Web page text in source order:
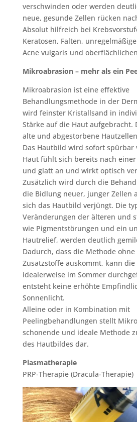
verschwinden oder werden
neue, gesunde Zellen rücken
Absolut hilfreich bei
Keratosen, Falten,
Acne vulgaris und
Mikroabrasion – mehr als ein
Mikroabrasion ist eine effektive
Behandlungsmethode in der
wird feinster Kristallsand in
Stärke auf die Haut aufgebracht.
alte und abgestorbene
Das Hautbild wird sofort spürbar
Haut fühlt sich bereits nach
und glatt an und wirkt optisch
Zusätzlich wird durch die
die Bidlung neuer, junger Zellen
sich das Hautbild verjüngt. Die
Veränderungen der älteren und
wie Pigmentstörungen und ein
Hautrelief, werden deutlich
Dadurch, dass die Methode
Zusatzstoffe auskommt, kann
idealerweise im Sommer
entsteht keine erhöhte
Sonnenlicht.
Alleine oder in Kombination mit
Peelingbehandlungen stellt
schonende und ideale Methode
des Hautbildes dar.
Plasmatherapie
PRP-Therapie (Dracula-Therapie)